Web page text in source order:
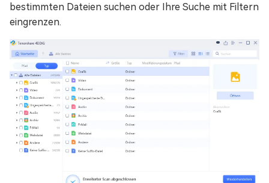
bestimmten Dateien suchen oder Ihre Suche mit Filtern
eingrenzen.